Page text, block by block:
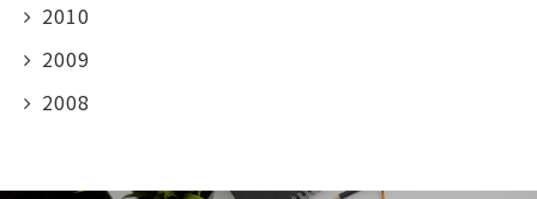
2010
2009
2008